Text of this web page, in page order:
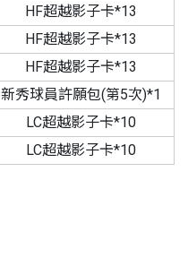
HF超越影子卡*13
HF超越影子卡*13
HF超越影子卡*13
新秀球員許願包(第5次)*1
LC超越影子卡*10
LC超越影子卡*10